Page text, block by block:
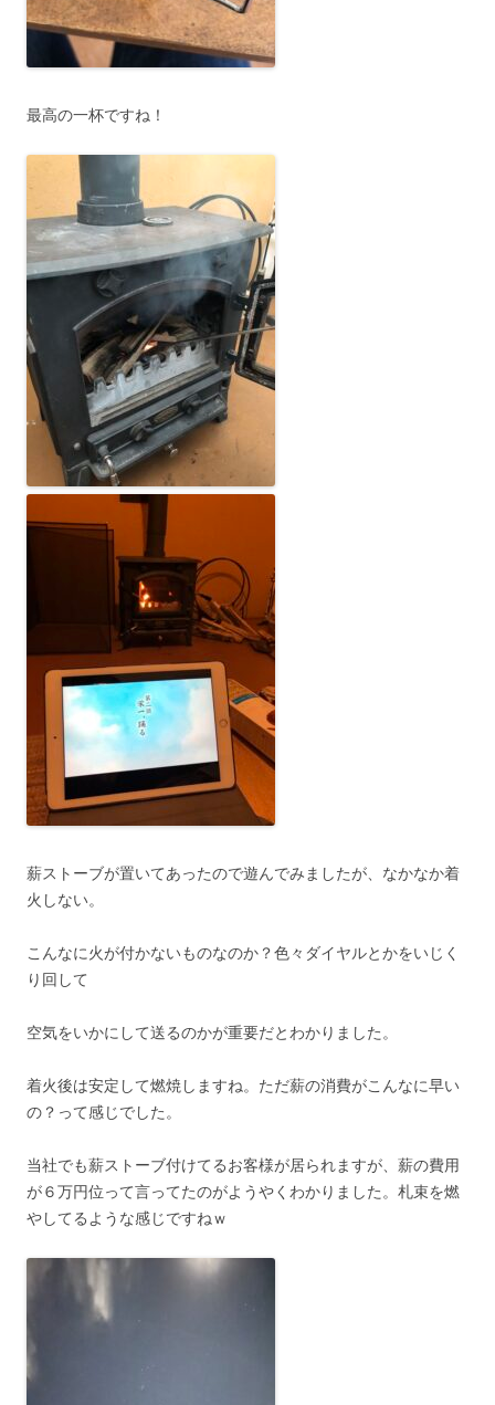
最高の一杯ですね！
薪ストーブが置いてあったので遊んでみましたが、なかなか着
火しない。
こんなに火が付かないものなのか？色々ダイヤルとかをいじく
り回して
空気をいかにして送るのかが重要だとわかりました。
着火後は安定して燃焼しますね。ただ薪の消費がこんなに早い
の？って感じでした。
当社でも薪ストーブ付けてるお客様が居られますが、薪の費用
が６万円位って言ってたのがようやくわかりました。札束を燃
やしてるような感じですねｗ